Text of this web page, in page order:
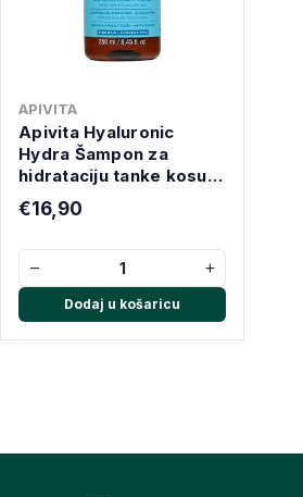
APIVITA
Apivita Hyaluronic
Hydra Šampon za
hidrataciju tanke kosu
250 ml
€16,90
− +
Dodaj u košaricu